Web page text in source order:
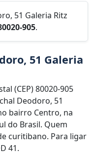
51 Galeria Ritz
905.
51 Galeria
(CEP) 80020-905
Deodoro, 51
bairro Centro, na
do Brasil. Quem
curitibano. Para ligar
41.